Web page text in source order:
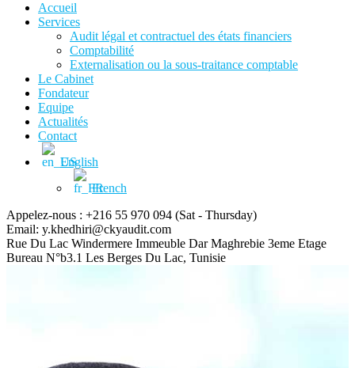
Accueil
Services
Audit légal et contractuel des états financiers
Comptabilité
Externalisation ou la sous-traitance comptable
Le Cabinet
Fondateur
Equipe
Actualités
Contact
English
French
Appelez-nous : +216 55 970 094 (Sat - Thursday)
Email: y.khedhiri@ckyaudit.com
Rue Du Lac Windermere Immeuble Dar Maghrebie 3eme Etage
Bureau N°b3.1 Les Berges Du Lac, Tunisie